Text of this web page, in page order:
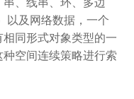
以及网络数据，一个
同形式对象类型的一
空间连续策略进行索